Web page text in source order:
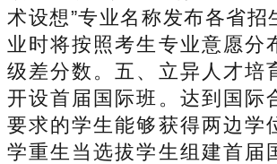
术设想”专业名称发布各省招
业时将按照考生专业意愿分
级差分数。五、立异人才培
开设首届国际班。达到国际
要求的学生能够获得两边学
学重生当选拔学生组建首届